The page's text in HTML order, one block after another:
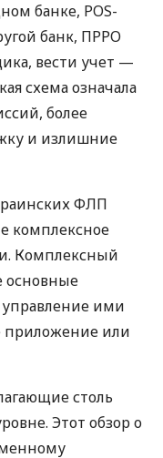
банке, POS-
банк, ПРРО
вести учет —
схема означала
более
и излишние
ФЛП
комплексное
Комплексный
основные
ими
приложение или
столь
Этот обзор о